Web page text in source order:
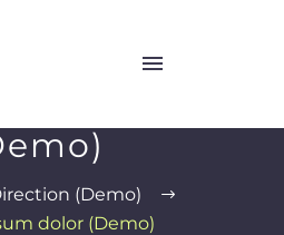
dolor
(Demo)
dolor (Demo)